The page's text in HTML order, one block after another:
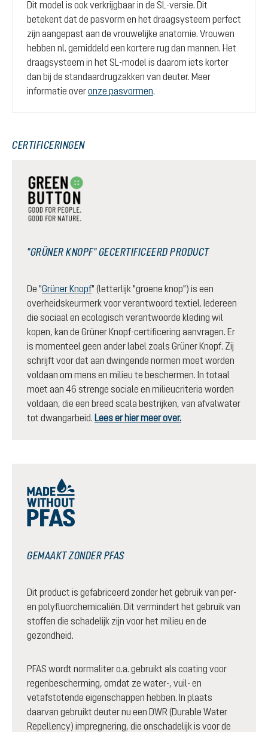
Dit model is ook verkrijgbaar in de SL-versie. Dit
betekent dat de pasvorm en het draagsysteem perfect
zijn aangepast aan de vrouwelijke anatomie. Vrouwen
hebben nl. gemiddeld een kortere rug dan mannen. Het
draagsysteem in het SL-model is daarom iets korter
dan bij de standaardrugzakken van deuter. Meer
informatie overonze pasvormen.
CERTIFICERINGEN
"GRÜNER KNOPF" GECERTIFICEERD PRODUCT
De "Grüner Knopf" (letterlijk "groene knop") is een
overheidskeurmerk voor verantwoord textiel. Iedereen
die sociaal en ecologisch verantwoorde kleding wil
kopen, kan de Grüner Knopf-certificering aanvragen. Er
is momenteel geen ander label zoals Grüner Knopf. Zij
schrijft voor dat aan dwingende normen moet worden
voldaan om mens en milieu te beschermen. In totaal
moet aan 46 strenge sociale en milieucriteria worden
voldaan, die een breed scala bestrijken, van afvalwater
tot dwangarbeid. Lees er hier meer over.
GEMAAKT ZONDER PFAS
Dit product is gefabriceerd zonder het gebruik van per-
en polyfluorchemicaliën. Dit vermindert het gebruik van
stoffen die schadelijk zijn voor het milieu en de
gezondheid.
PFAS wordt normaliter o.a. gebruikt als coating voor
regenbescherming, omdat ze water-, vuil- en
vetafstotende eigenschappen hebben. In plaats
daarvan gebruikt deuter nu een DWR (Durable Water
Repellency) impregnering, die onschadelijk is voor de